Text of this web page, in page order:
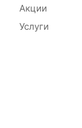
Акции
Услуги